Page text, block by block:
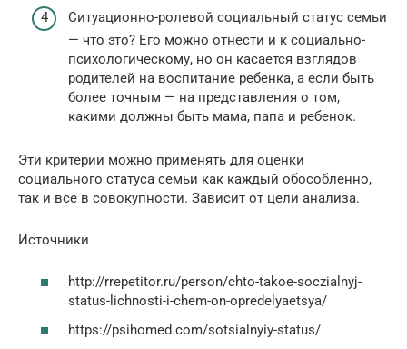
Ситуационно-ролевой социальный статус семьи
— что это? Его можно отнести и к социально-
психологическому, но он касается взглядов
родителей на воспитание ребенка, а если быть
более точным — на представления о том,
какими должны быть мама, папа и ребенок.
Эти критерии можно применять для оценки
социального статуса семьи как каждый обособленно,
так и все в совокупности. Зависит от цели анализа.
Источники
http://rrepetitor.ru/person/chto-takoe-soczialnyj-
status-lichnosti-i-chem-on-opredelyaetsya/
https://psihomed.com/sotsialnyiy-status/